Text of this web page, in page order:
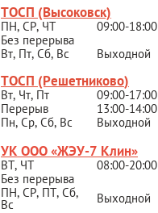
ТОСП (Высоковск)
ПН, СР, ЧТ
09:00-18:00
Без перерыва
Вт, Пт, Сб, Вс
Выходной
ТОСП (Решетниково)
Вт, Чт, Пт
09:00-17:00
Перерыв
13:00-14:00
Пн, Ср, Сб, Вс
Выходной
УК ООО «ЖЭУ-7 Клин»
ВТ, ЧТ
08:00-20:00
Без перерыва
ПН, СР, ПТ, Сб,
Вс Выходной